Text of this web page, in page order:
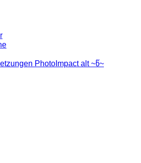
PhotoImpact alt ~წ~